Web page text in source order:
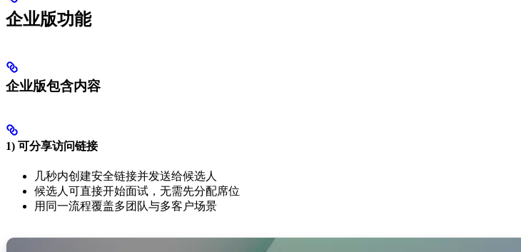
企业版功能
企业版包含内容
1) 可分享访问链接
几秒内创建安全链接并发送给候选人
候选人可直接开始面试，无需先分配席位
用同一流程覆盖多团队与多客户场景